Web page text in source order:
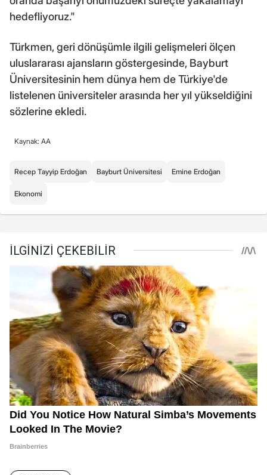
hedefliyoruz."
Türkmen, geri dönüşümle ilgili gelişmeleri ölçen
uluslararası ajansların göstergesinde, Bayburt
Üniversitesinin hem dünya hem de Türkiye'de
listelenen üniversiteler arasında her yıl yükseldiğini
sözlerine ekledi.
Kaynak: AA
Recep Tayyip Erdoğan Bayburt Üniversitesi Emine Erdoğan
Ekonomi